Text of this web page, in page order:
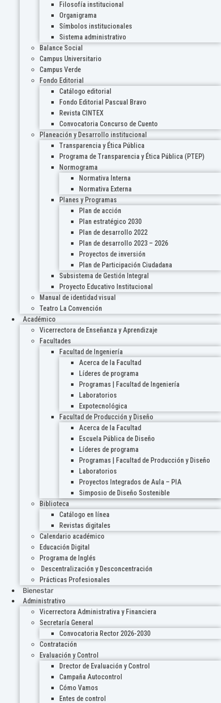
Filosofía institucional
Organigrama
Símbolos institucionales
Sistema administrativo
Balance Social
Campus Universitario
Campus Verde
Fondo Editorial
Catálogo editorial
Fondo Editorial Pascual Bravo
Revista CINTEX
Convocatoria Concurso de Cuento
Planeación y Desarrollo institucional
Transparencia y Ética Pública
Programa de Transparencia y Ética Pública (PTEP)
Normograma
Normativa Interna
Normativa Externa
Planes y Programas
Plan de acción
Plan estratégico 2030
Plan de desarrollo 2022
Plan de desarrollo 2023 – 2026
Proyectos de inversión
Plan de Participación Ciudadana
Subsistema de Gestión Integral
Proyecto Educativo Institucional
Manual de identidad visual
Teatro La Convención
Académico
Vicerrectora de Enseñanza y Aprendizaje
Facultades
Facultad de Ingeniería
Acerca de la Facultad
Líderes de programa
Programas | Facultad de Ingeniería
Laboratorios
Expotecnológica
Facultad de Producción y Diseño
Acerca de la Facultad
Escuela Pública de Diseño
Líderes de programa
Programas | Facultad de Producción y Diseño
Laboratorios
Proyectos Integrados de Aula – PIA
Simposio de Diseño Sostenible
Biblioteca
Catálogo en línea
Revistas digitales
Calendario académico
Educación Digital
Programa de Inglés
Descentralización y Desconcentración
Prácticas Profesionales
Bienestar
Administrativo
Vicerrectora Administrativa y Financiera
Secretaría General
Convocatoria Rector 2026-2030
Contratación
Evaluación y Control
Drector de Evaluación y Control
Campaña Autocontrol
Cómo Vamos
Entes de control